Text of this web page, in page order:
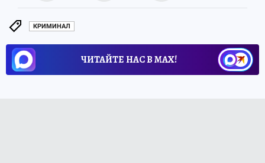
КРИМИНАЛ
ЧИТАЙТЕ НАС В МАХ!